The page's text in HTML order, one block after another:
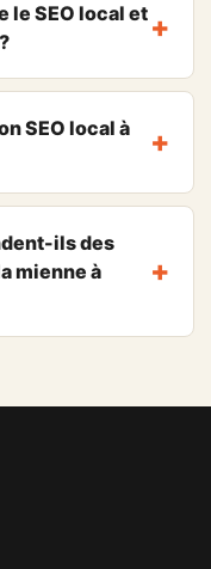
le SEO local et
SEO local à
ils des
mienne à